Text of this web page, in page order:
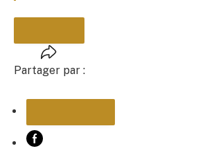
Partager par :